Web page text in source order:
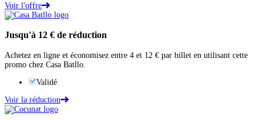
Voir l'offre
Jusqu'à 12 € de réduction
Achetez en ligne et économisez entre 4 et 12 € par billet en utilisant cette
promo chez Casa Batllo.
Validé
Voir la réduction